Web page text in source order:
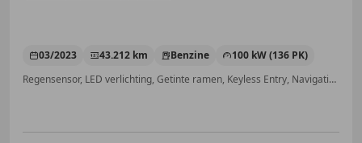
03/2023 43.212 km Benzine
100 kW (136 PK)
Regensensor, LED verlichting, Getinte ramen, Keyless Entry, Navigatiesysteem, Radio, Electronic Stability Program, Cruise control